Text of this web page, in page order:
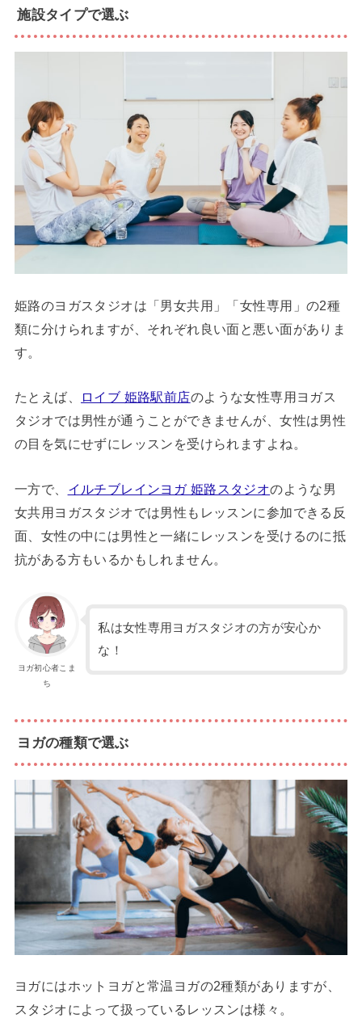
施設タイプで選ぶ
姫路のヨガスタジオは「男女共用」「女性専用」の2種
類に分けられますが、それぞれ良い面と悪い面がありま
す。
たとえば、 ロイブ 姫路駅前店のような女性専用ヨガス
タジオでは男性が通うことができませんが、女性は男性
の目を気にせずにレッスンを受けられますよね。
一方で、 イルチブレインヨガ 姫路スタジオのような男
女共用ヨガスタジオでは男性もレッスンに参加できる反
面、女性の中には男性と一緒にレッスンを受けるのに抵
抗がある方もいるかもしれません。
ヨガ初心者こま
ち
私は女性専用ヨガスタジオの方が安心か
な！
ヨガの種類で選ぶ
ヨガにはホットヨガと常温ヨガの2種類がありますが、
スタジオによって扱っているレッスンは様々。